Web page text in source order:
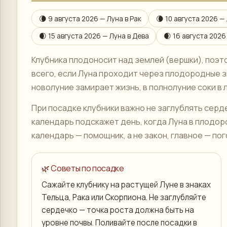
🌘 9 августа 2026 — Луна вРак 🌘 10 августа 2026 —
🌒 15 августа 2026 — Луна вДева 🌒 16 августа 2026
Клубника плодоносит над землей (вершки),
всего, если Луна проходит через плодородные
новолуние замирает жизнь, в полнолуние соки в
При посадке клубники важно не заглублять
календарь подскажет день, когда Луна в
календарь — помощник, а не закон, главное —
🌿 Советы по посадке
Сажайте клубнику на растущей Луне в знаках
Тельца, Рака или Скорпиона. Не заглубляйте
сердечко — точка роста должна быть на
уровне почвы. Поливайте после посадки в